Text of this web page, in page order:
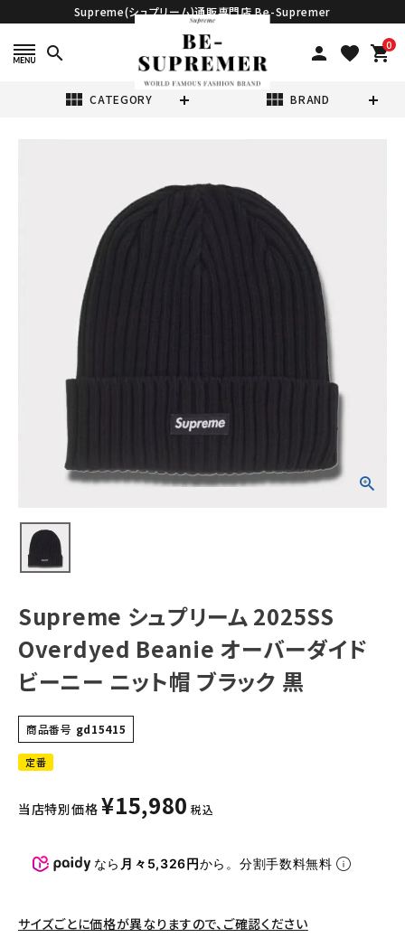
Supreme(シュプリーム)通販専門店 Be-Supremer
search person favorite 0
shopping_cart
view_module CATEGORY view_module BRAND
Supreme シュプ
リーム 2025SS
Beanie オーバー
ダイドビーニー ニ
(税込)
NEW ITEMS
CATEGORY
Tシャツ・ロングスリーブ
パーカー・トレーナー
キャップ・ハット
ニット帽・ビーニー
その他バッグ類
パンツ・ショーツ
アクセサリー
Supreme シュプリーム 2025SS
Overdyed Beanie オーバーダイド
ビーニー ニット帽 ブラック 黒
商品番号 gd15415
定番
当店特別価格 ¥15,980 税込
なら 月々5,326円から。分割手数料無料
サイズごとに価格が異なりますので、ご確認ください